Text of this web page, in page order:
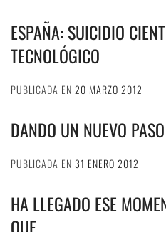
ESPAÑA: SUICIDIO
TECNOLÓGICO
PUBLICADA EN 20 MARZO 2012
DANDO UN NUEVO PASO
PUBLICADA EN 31 ENERO 2012
HA LLEGADO ESE